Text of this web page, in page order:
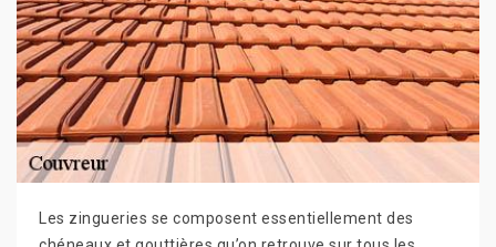
Les zingueries se composent essentiellement des